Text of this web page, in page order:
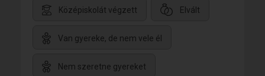
Középiskolát végzett Elvált
Van gyereke, de nem vele él
Nem szeretne gyereket